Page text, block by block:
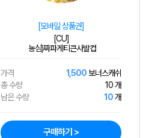
[모바일 상품권]
[CU]
농심)짜파게티큰사발컵
가격 1,500 보너스캐쉬
총 수량
10 개
남은 수량
10개
구매하기 >